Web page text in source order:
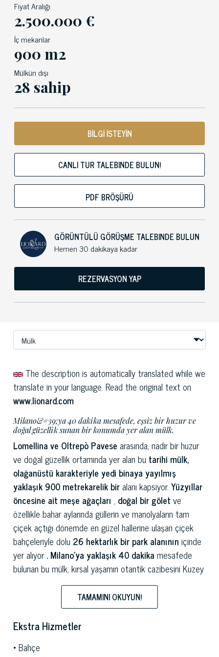
Fiyat Aralığı
2.500.000 €
İç mekanlar
900 m2
Mülkün dışı
28 sahip
BİLGİ İSTEYİN
CANLI TUR TALEBINDE BULUN!
PDF BRÖŞÜRÜ
GÖRÜNTÜLÜ GÖRÜŞME TALEBINDE BULUN
Hemen 30 dakikaya kadar
REZERVASYON YAP
The description is automatically translated while we
translate in your language. Read the original text on
www.lionard.com
Milano&#39;ya 40 dakika mesafede, eşsiz bir huzur ve
doğal güzellik sunan bir konumda yer alan mülk.
Lomellina ve Oltrepò Pavese arasında, nadir bir huzur
ve doğal güzellik ortamında yer alan bu tarihi mülk,
olağanüstü karakteriyle yedi binaya yayılmış
yaklaşık 900 metrekarelik biralanı kapsıyor. Yüzyıllar
öncesine ait meşe ağaçları , doğal bir gölet ve
özellikle bahar aylarında güllerin ve manolyaların tam
çiçek açtığı dönemde en güzel hallerine ulaşan çiçek
bahçeleriyle dolu 26 hektarlık bir park alanının içinde
yer alıyor. Milano'ya yaklaşık 40 dakika mesafede
bulunan bu mülk, kırsal yaşamın otantik cazibesini Kuzey
İtalya'nın ana kentsel ve kültürel merkezlerine yakınlıkla
birleştiren nadir bir konut deneyimi sunuyor.
holü, oturma odası,bahçeye bakan cumbalı pencereli
bir çalışma odası,
TAMAMINI OKUYUN!
Ekstra Hizmetler
Bahçe